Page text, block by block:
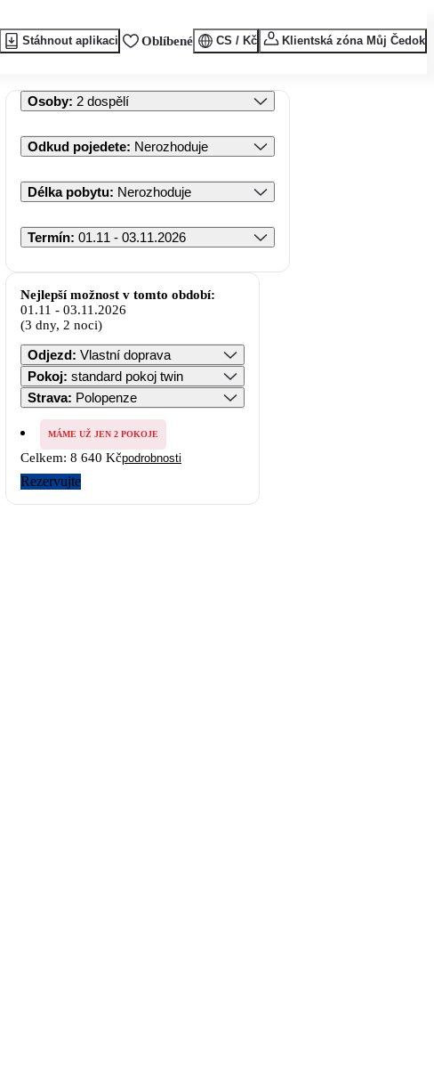
Stáhnout aplikaci Oblíbené CS / Kč Klientská zóna Můj Čedok
Osoby: 2 dospělí
Odkud pojedete: Nerozhoduje
Délka pobytu: Nerozhoduje
Termín: 01.11 - 03.11.2026
Nejlepší možnost v tomto období:
01.11 - 03.11.2026
(3 dny, 2 noci)
Odjezd: Vlastní doprava
Pokoj: standard pokoj twin
Strava: Polopenze
MÁME UŽ JEN 2 POKOJE
Celkem: 8 640 Kčpodrobnosti
Rezervujte